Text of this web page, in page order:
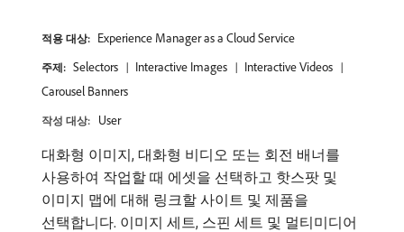
적용 대상: Experience Manager as a Cloud Service
주제: Selectors Interactive Images
Interactive Videos
Carousel Banners
작성 대상: User
대화형 이미지, 대화형 비디오 또는 회전 배너를
사용하여 작업할 때 에셋을 선택하고 핫스팟 및
이미지 맵에 대해 링크할 사이트 및 제품을
선택합니다. 이미지 세트, 스핀 세트 및 멀티미디어